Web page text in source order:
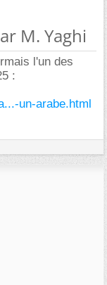
M. Yaghi
l'un des
:
un-arabe.html